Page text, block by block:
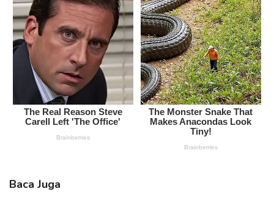
Baca Juga